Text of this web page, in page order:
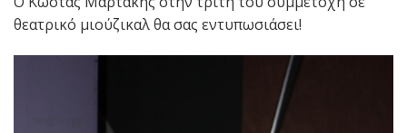
θεατρικό μιούζικαλ θα σας εντυπωσιάσει!